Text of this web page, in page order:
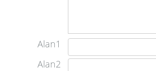
Alan1
Alan2